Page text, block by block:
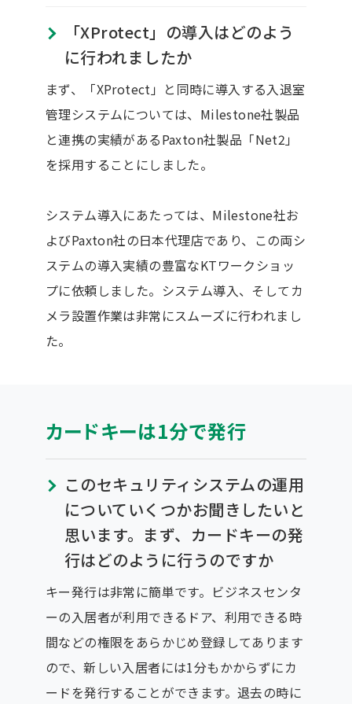
「XProtect」の導入はどのよう
に行われましたか
まず、「XProtect」と同時に導入する入退室
管理システムについては、Milestone社製品
と連携の実績があるPaxton社製品「Net2」
を採用することにしました。
システム導入にあたっては、Milestone社お
よびPaxton社の日本代理店であり、この両シ
ステムの導入実績の豊富なKTワークショッ
プに依頼しました。システム導入、そしてカ
メラ設置作業は非常にスムーズに行われまし
た。
カードキーは1分で発行
このセキュリティシステムの運用
についていくつかお聞きしたいと
思います。まず、カードキーの発
行はどのように行うのですか
キー発行は非常に簡単です。ビジネスセンタ
ーの入居者が利用できるドア、利用できる時
間などの権限をあらかじめ登録してあります
ので、新しい入居者には1分もかからずにカ
ードを発行することができます。退去の時に